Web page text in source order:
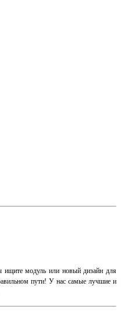
ищите модуль или новый дизайн для
пути! У нас самые лучшие и